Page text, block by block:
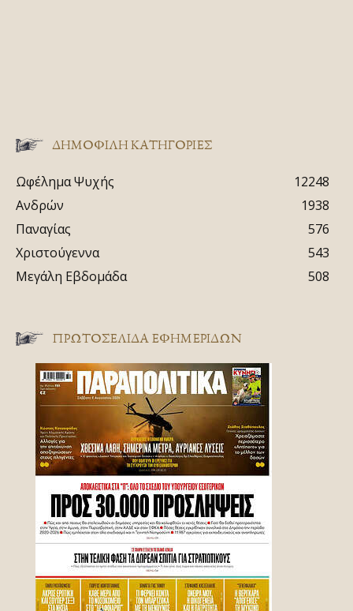
ΔΗΜΟΦΙΛΗ ΚΑΤΗΓΟΡΙΕΣ
Ωφέλημα Ψυχής
12248
Ανδρών
1938
Παναγίας
576
Χριστούγεννα
543
Μεγάλη Εβδομάδα
508
ΠΡΩΤΟΣΈΛΙΔΑ ΕΦΗΜΕΡΊΔΩΝ